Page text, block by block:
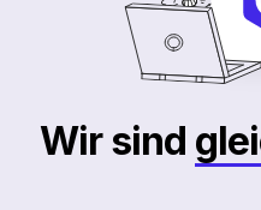
Wir sind